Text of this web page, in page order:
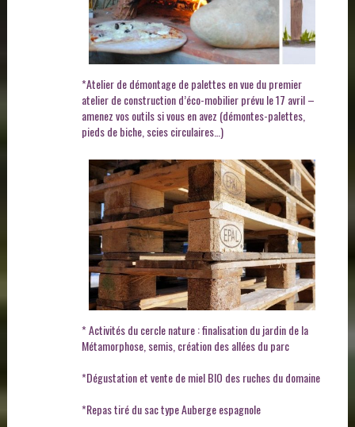
*Atelier de démontage de palettes en vue du premier
atelier de construction d’éco-mobilier prévu le 17 avril –
amenez vos outils si vous en avez (démontes-palettes,
pieds de biche, scies circulaires…)
* Activités du cercle nature : finalisation du jardin de la
Métamorphose, semis, création des allées du parc
*Dégustation et vente de miel BIO des ruches du domaine
*Repas tiré du sac type Auberge espagnole